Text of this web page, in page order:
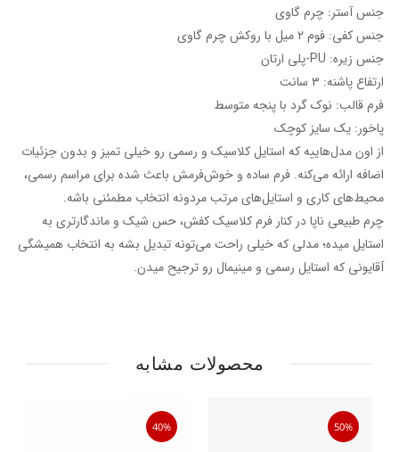
جنس آستر: چرم گاوی
جنس کفی: فوم ۲ میل با روکش چرم گاوی
جنس زیره: PU-پلی ارتان
ارتفاع پاشنه: ۳ سانت
فرم قالب: نوک گرد‌ با پنجه متوسط
پاخور: یک سایز کوچک
از اون مدل‌هاییه که استایل کلاسیک و رسمی رو خیلی تمیز و بدون جزئیات
اضافه ارائه می‌کنه. فرم ساده و خوش‌فرمش باعث شده برای مراسم رسمی،
محیط‌های کاری و استایل‌های مرتب مردونه انتخاب مطمئنی باشه.
چرم طبیعی ناپا در کنار فرم کلاسیک کفش، حس شیک و ماندگارتری به
استایل میده؛ مدلی که خیلی راحت می‌تونه تبدیل بشه به انتخاب همیشگی
آقایونی که استایل رسمی و مینیمال رو ترجیح میدن.
محصولات مشابه
50%
40%